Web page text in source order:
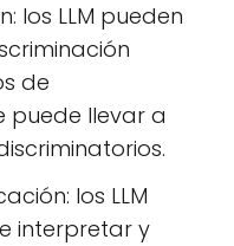
los LLM pueden
de
puede llevar a
los LLM
interpretar y